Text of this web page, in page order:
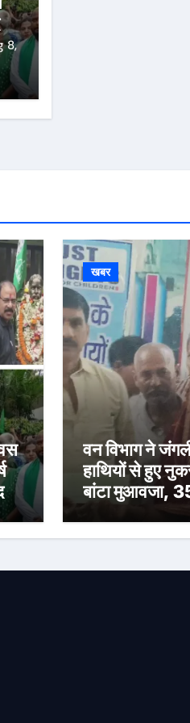
8,
खबर
वन विभाग ने
हाथियों से हुए
बांटा मुआवजा,
को मिली राहत